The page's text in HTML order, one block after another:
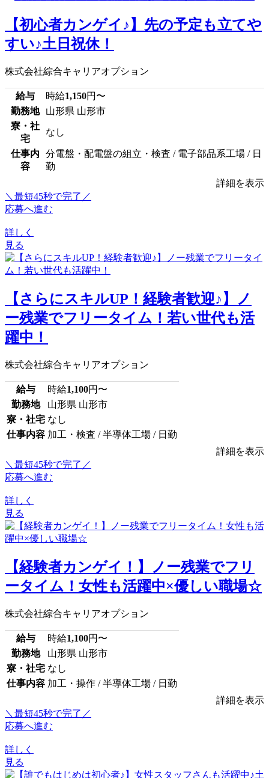
【初心者カンゲイ♪】先の予定も立てや
すい♪土日祝休！
株式会社綜合キャリアオプション
給与 時給1,150円〜
勤務地
山形県 山形市
寮・社
宅
なし
仕事内
容
分電盤・配電盤の組立・検査 / 電子部品系工場 / 日
勤
詳細を表示
＼最短45秒で完了／
応募へ進む
詳しく
見る
【さらにスキルUP！経験者歓迎♪】ノ
ー残業でフリータイム！若い世代も活
躍中！
株式会社綜合キャリアオプション
給与 時給1,100円〜
勤務地
山形県 山形市
寮・社宅 なし
仕事内容 加工・検査 / 半導体工場 / 日勤
詳細を表示
＼最短45秒で完了／
応募へ進む
詳しく
見る
【経験者カンゲイ！】ノー残業でフリ
ータイム！女性も活躍中×優しい職場☆
株式会社綜合キャリアオプション
給与 時給1,100円〜
勤務地
山形県 山形市
寮・社宅 なし
仕事内容 加工・操作 / 半導体工場 / 日勤
詳細を表示
＼最短45秒で完了／
応募へ進む
詳しく
見る